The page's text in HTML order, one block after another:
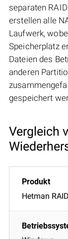
separaten
erstellen alle
Laufwerk,
Speicherplatz
Dateien des
anderen
gespeichert
Vergleich
Hetman